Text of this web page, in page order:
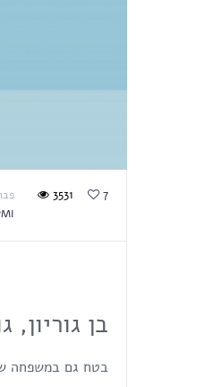
3531 7
בן גוריון,
בטח גם במשפחה